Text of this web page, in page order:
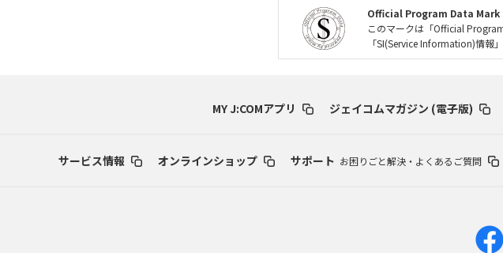
Official Program Data Mark（
このマークは「Official
「SI(Service Information)情報
MY J:COMアプリ ジェイコムマガジン (電子版)
サービス情報 オンラインショップ サポート お困りごと解決・よくあるご質問